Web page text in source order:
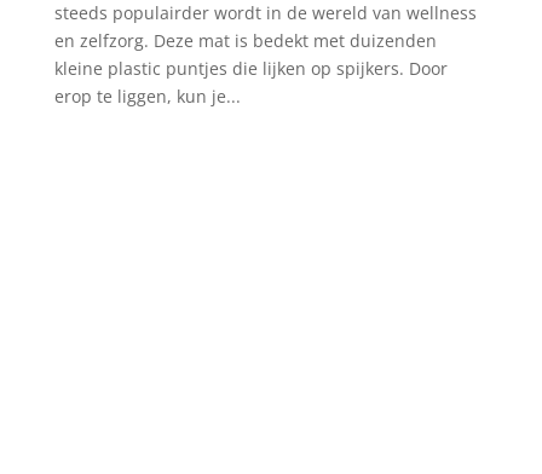
steeds populairder wordt in de wereld van wellness
en zelfzorg. Deze mat is bedekt met duizenden
kleine plastic puntjes die lijken op spijkers. Door
erop te liggen, kun je...